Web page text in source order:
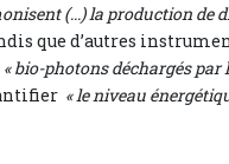
(...) la production de
que d’autres
« bio-photons déchargés par
« le niveau